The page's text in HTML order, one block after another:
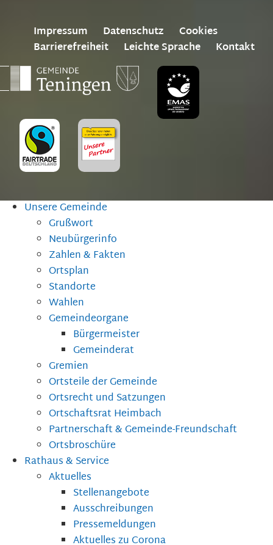
Impressum Datenschutz
Cookies
Barrierefreiheit
Leichte Sprache Kontakt
Unsere Gemeinde
Grußwort
Neubürgerinfo
Zahlen & Fakten
Ortsplan
Standorte
Wahlen
Gemeindeorgane
Bürgermeister
Gemeinderat
Gremien
Ortsteile der Gemeinde
Ortsrecht und Satzungen
Ortschaftsrat Heimbach
Partnerschaft & Gemeinde-Freundschaft
Ortsbroschüre
Rathaus & Service
Aktuelles
Stellenangebote
Ausschreibungen
Pressemeldungen
Aktuelles zu Corona